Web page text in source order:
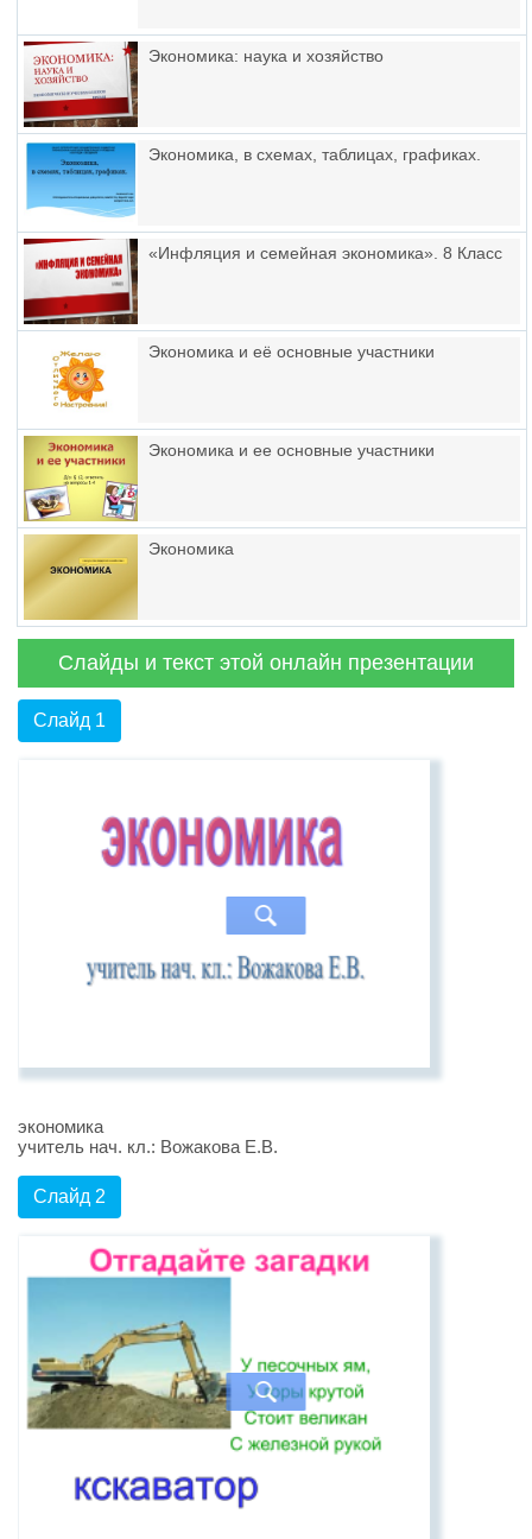
Экономика: наука и хозяйство
Экономика, в схемах, таблицах, графиках.
«Инфляция и семейная экономика». 8 Класс
Экономика и её основные участники
Экономика и ее основные участники
Экономика
Слайды и текст этой онлайн презентации
Слайд 1
экономика
учитель нач. кл.: Вожакова Е.В.
Слайд 2